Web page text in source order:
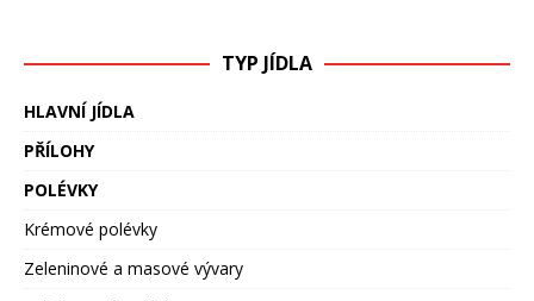
TYP JÍDLA
HLAVNÍ JÍDLA
PŘÍLOHY
POLÉVKY
Krémové polévky
Zeleninové a masové vývary